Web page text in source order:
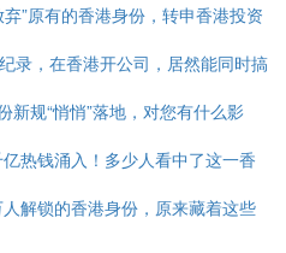
”原有的香港身份，转申香港投资
录，在香港开公司，居然能同时搞
新规“悄悄”落地，对您有什么影
热钱涌入！多少人看中了这一香
解锁的香港身份，原来藏着这些